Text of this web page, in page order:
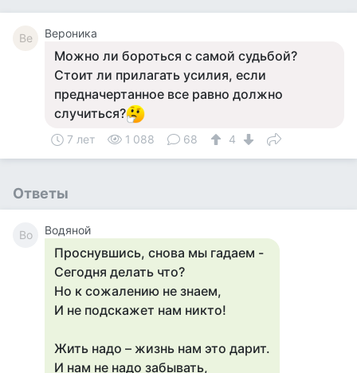
Ве Вероника
Можно ли бороться с самой судьбой?
Стоит ли прилагать усилия, если
предначертанное все равно должно
случиться?
7 лет 1 088 68 4
Ответы
Во Водяной
Проснувшись, снова мы гадаем -
Сегодня делать что?
Но к сожалению не знаем,
И не подскажет нам никто!
Жить надо – жизнь нам это дарит.
И нам не надо забывать,